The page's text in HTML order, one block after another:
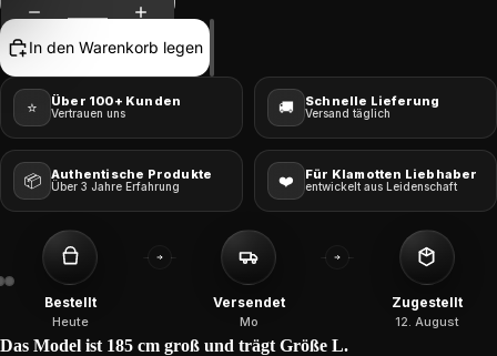
In den Warenkorb legen
⭐ Über 100+ Kunden
Vertrauen uns 🚚 Schnelle Lieferung
Versand täglich
📦 Authentische Produkte
Über 3 Jahre Erfahrung ❤️ Für Klamotten Liebhaber
entwickelt aus Leidenschaft
Bestellt
Heute
Versendet
Mo
Zugestellt
12. August
Das Model ist 185 cm groß und trägt Größe L.